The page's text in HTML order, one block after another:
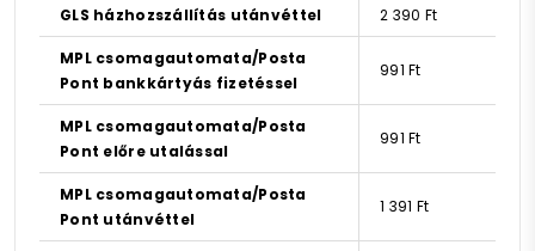
GLS házhozszállítás utánvéttel 2 390 Ft
MPL csomagautomata/Posta
Pont bankkártyás fizetéssel
991 Ft
MPL csomagautomata/Posta
Pont előre utalással
991 Ft
MPL csomagautomata/Posta
Pont utánvéttel
1 391 Ft